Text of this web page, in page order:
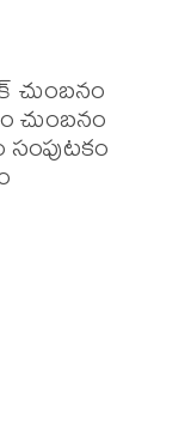
చుంబనం